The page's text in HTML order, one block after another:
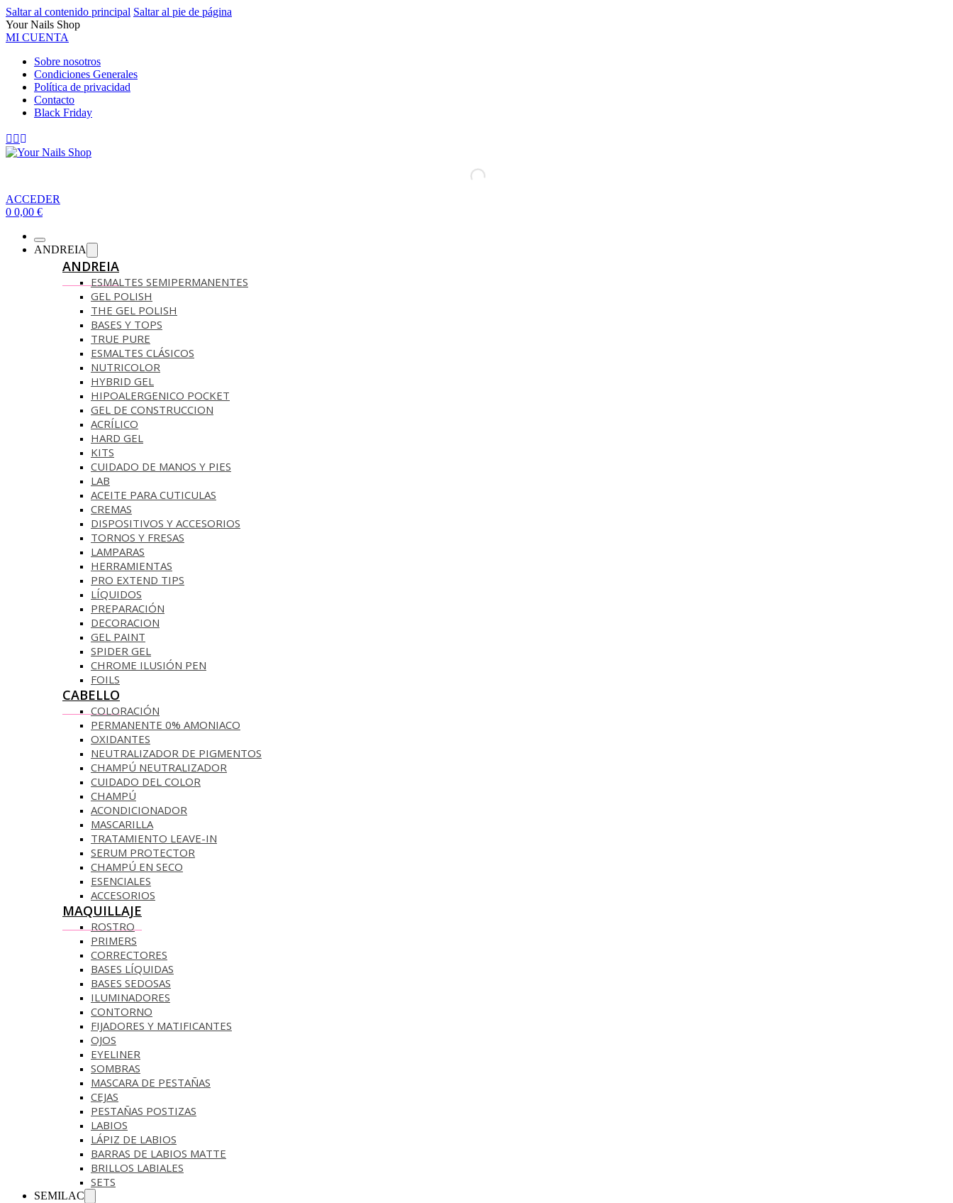
Saltar al contenido principal Saltar al pie de página
Your Nails Shop
MI CUENTA
Sobre nosotros
Condiciones Generales
Política de privacidad
Contacto
Black Friday
ACCEDER
0 0,00 €
ANDREIA
ANDREIA
ESMALTES SEMIPERMANENTES
GEL POLISH
THE GEL POLISH
BASES Y‎ TOPS
TRUE PURE
ESMALTES CLÁSICOS
NUTRICOLOR
HYBRID GEL
HIPOALERGENICO POCKET
GEL DE CONSTRUCCION
ACRÍLICO
HARD GEL
KITS
CUIDADO DE MANOS Y PIES
LAB
ACEITE PARA CUTICULAS
CREMAS
DISPOSITIVOS Y ACCESORIOS
TORNOS Y FRESAS
LAMPARAS
HERRAMIENTAS
PRO EXTEND TIPS
LÍQUIDOS
PREPARACIÓN
DECORACION
GEL PAINT
SPIDER GEL
CHROME ILUSIÓN PEN
FOILS
CABELLO
COLORACIÓN
PERMANENTE 0% AMONIACO
OXIDANTES
NEUTRALIZADOR DE PIGMENTOS
CHAMPÚ NEUTRALIZADOR
CUIDADO DEL COLOR
CHAMPÚ
ACONDICIONADOR
MASCARILLA
TRATAMIENTO LEAVE-IN
SERUM PROTECTOR
CHAMPÚ EN SECO
ESENCIALES
ACCESORIOS
MAQUILLAJE
ROSTRO
PRIMERS
CORRECTORES
BASES LÍQUIDAS
BASES SEDOSAS
ILUMINADORES
CONTORNO
FIJADORES Y MATIFICANTES
OJOS
EYELINER
SOMBRAS
MASCARA DE PESTAÑAS
CEJAS
PESTAÑAS POSTIZAS
LABIOS
LÁPIZ DE LABIOS
BARRAS DE LABIOS MATTE
BRILLOS LABIALES
SETS
SEMILAC